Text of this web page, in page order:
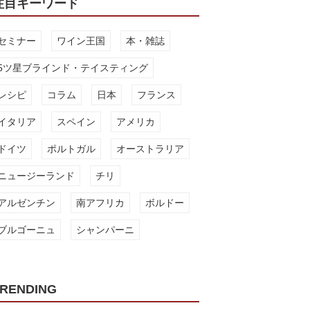
目キーワード
ミナー ワイン王国 本・雑誌
ツ星ブラインド・テイスティング
シピ コラム 日本 フランス
タリア スペイン アメリカ
ドイツ ポルトガル オーストラリア
ュージーランド チリ
ルゼンチン 南アフリカ ボルドー
ルゴーニュ シャンパーニ